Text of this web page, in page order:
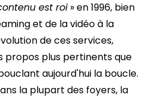
est roi » en 1996, bien
et de la vidéo à la
de ces services,
propos plus pertinents que
aujourd'hui la boucle.
la plupart des foyers, la